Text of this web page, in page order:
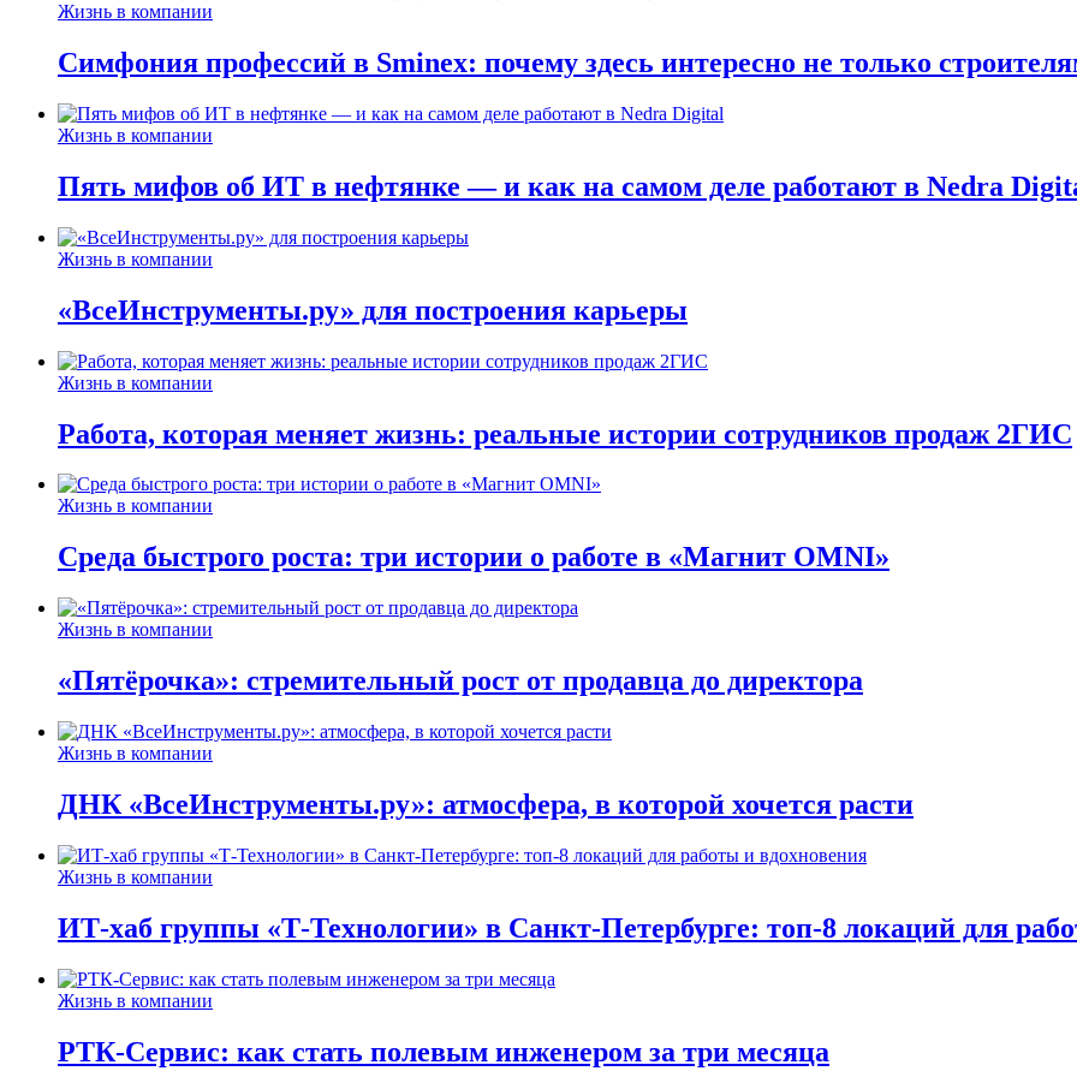
Жизнь в компании
Симфония профессий в Sminex: почему здесь интересно не только
Жизнь в компании
Пять мифов об ИТ в нефтянке — и как на самом деле работают в Nedra
Жизнь в компании
«ВсеИнструменты.ру» для построения карьеры
Жизнь в компании
Работа, которая меняет жизнь: реальные истории сотрудников продаж 2ГИС
Жизнь в компании
Среда быстрого роста: три истории о работе в «Магнит OMNI»
Жизнь в компании
«Пятёрочка»: стремительный рост от продавца до директора
Жизнь в компании
ДНК «ВсеИнструменты.ру»: атмосфера, в которой хочется расти
Жизнь в компании
ИТ-хаб группы «Т-Технологии» в Санкт-Петербурге: топ-8 локаций для
Жизнь в компании
РТК-Сервис: как стать полевым инженером за три месяца